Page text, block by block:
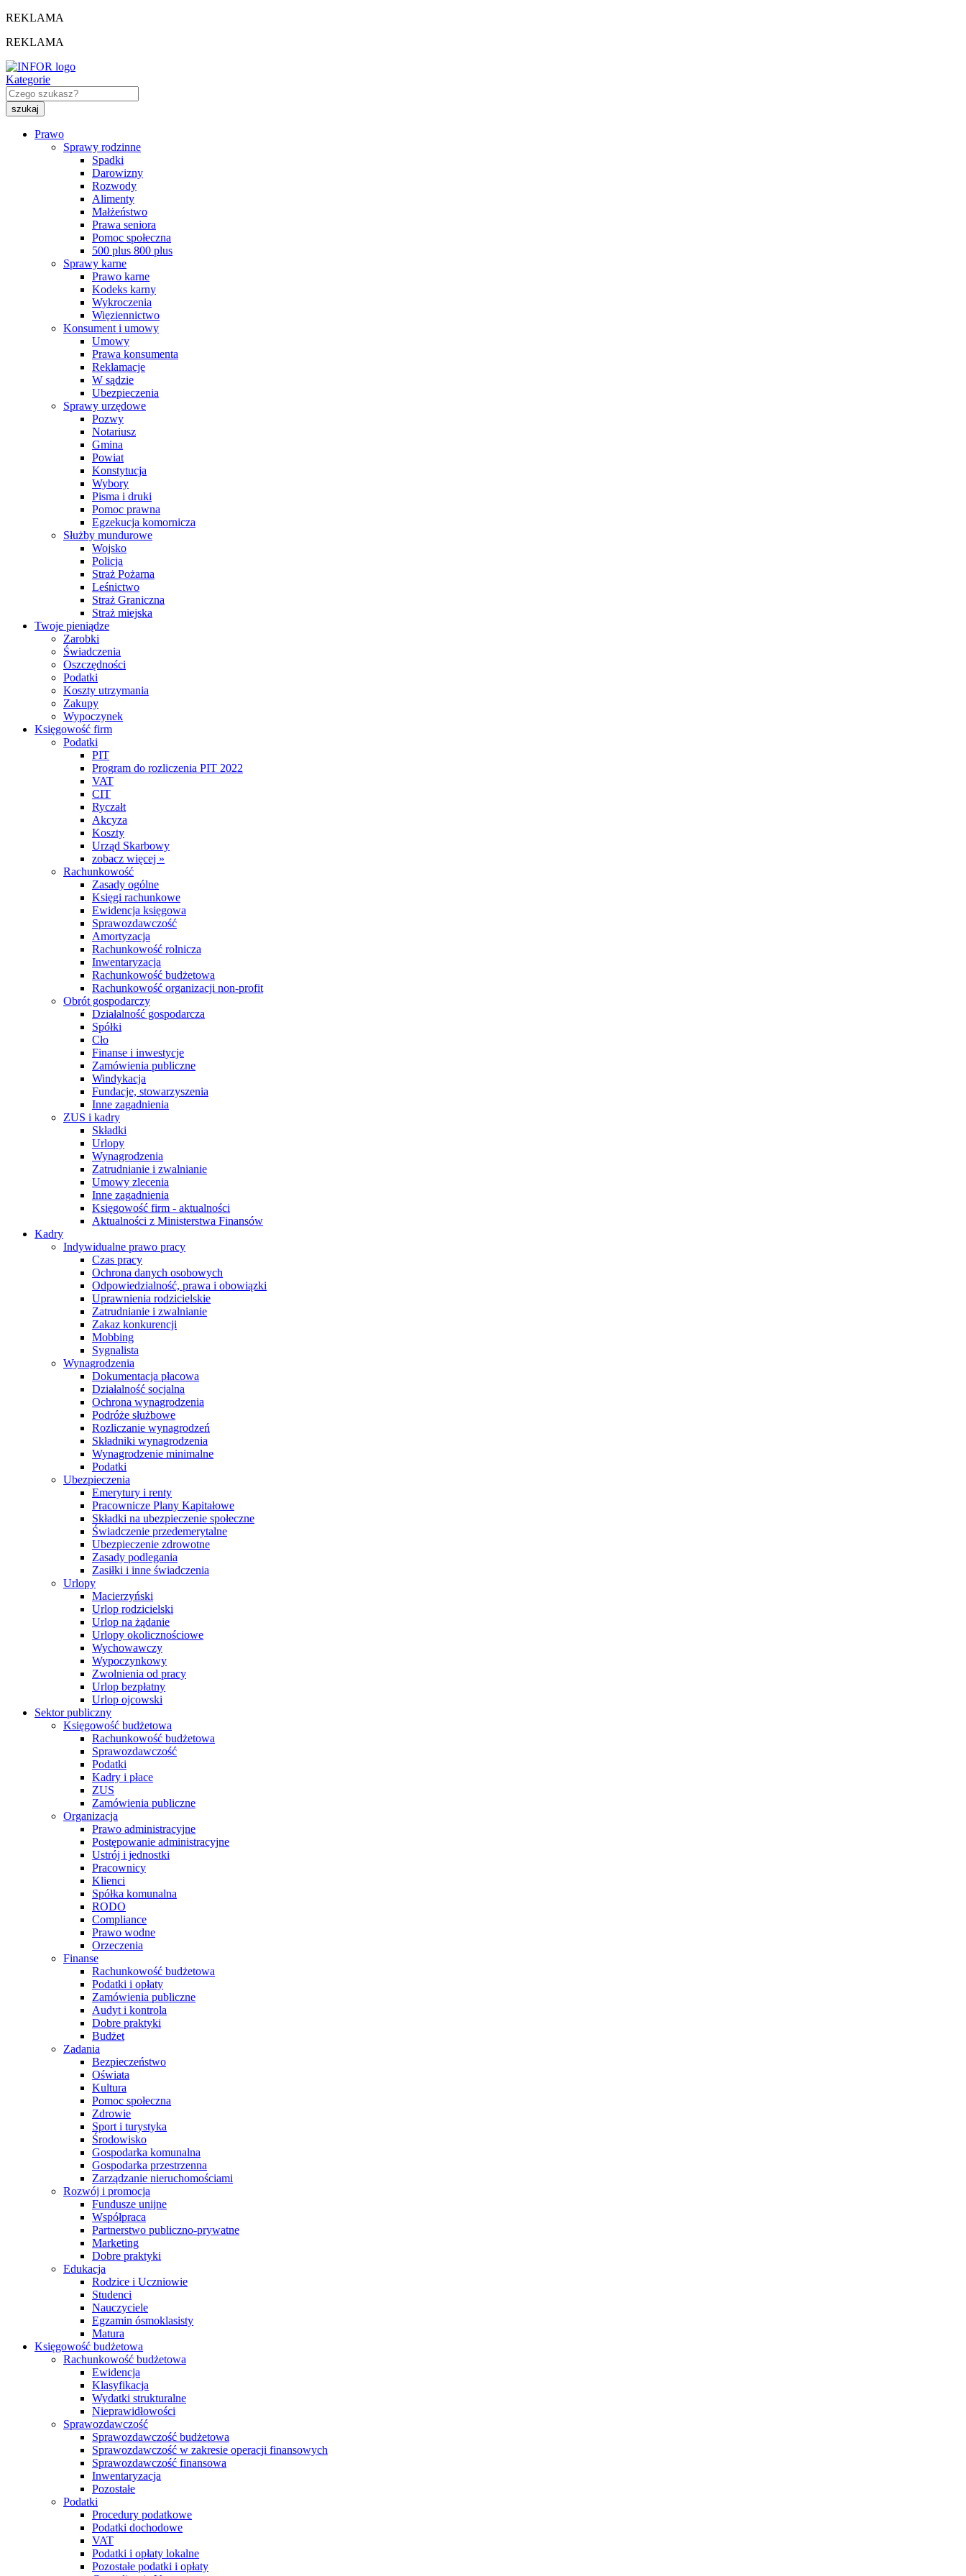
REKLAMA
REKLAMA
Kategorie
Prawo
Sprawy rodzinne
Spadki
Darowizny
Rozwody
Alimenty
Małżeństwo
Prawa seniora
Pomoc społeczna
500 plus 800 plus
Sprawy karne
Prawo karne
Kodeks karny
Wykroczenia
Więziennictwo
Konsument i umowy
Umowy
Prawa konsumenta
Reklamacje
W sądzie
Ubezpieczenia
Sprawy urzędowe
Pozwy
Notariusz
Gmina
Powiat
Konstytucja
Wybory
Pisma i druki
Pomoc prawna
Egzekucja komornicza
Służby mundurowe
Wojsko
Policja
Straż Pożarna
Leśnictwo
Straż Graniczna
Straż miejska
Twoje pieniądze
Zarobki
Świadczenia
Oszczędności
Podatki
Koszty utrzymania
Zakupy
Wypoczynek
Księgowość firm
Podatki
PIT
Program do rozliczenia PIT 2022
VAT
CIT
Ryczałt
Akcyza
Koszty
Urząd Skarbowy
zobacz więcej »
Rachunkowość
Zasady ogólne
Księgi rachunkowe
Ewidencja księgowa
Sprawozdawczość
Amortyzacja
Rachunkowość rolnicza
Inwentaryzacja
Rachunkowość budżetowa
Rachunkowość organizacji non-profit
Obrót gospodarczy
Działalność gospodarcza
Spółki
Cło
Finanse i inwestycje
Zamówienia publiczne
Windykacja
Fundacje, stowarzyszenia
Inne zagadnienia
ZUS i kadry
Składki
Urlopy
Wynagrodzenia
Zatrudnianie i zwalnianie
Umowy zlecenia
Inne zagadnienia
Księgowość firm - aktualności
Aktualności z Ministerstwa Finansów
Kadry
Indywidualne prawo pracy
Czas pracy
Ochrona danych osobowych
Odpowiedzialność, prawa i obowiązki
Uprawnienia rodzicielskie
Zatrudnianie i zwalnianie
Zakaz konkurencji
Mobbing
Sygnalista
Wynagrodzenia
Dokumentacja płacowa
Działalność socjalna
Ochrona wynagrodzenia
Podróże służbowe
Rozliczanie wynagrodzeń
Składniki wynagrodzenia
Wynagrodzenie minimalne
Podatki
Ubezpieczenia
Emerytury i renty
Pracownicze Plany Kapitałowe
Składki na ubezpieczenie społeczne
Świadczenie przedemerytalne
Ubezpieczenie zdrowotne
Zasady podlegania
Zasiłki i inne świadczenia
Urlopy
Macierzyński
Urlop rodzicielski
Urlop na żądanie
Urlopy okolicznościowe
Wychowawczy
Wypoczynkowy
Zwolnienia od pracy
Urlop bezpłatny
Urlop ojcowski
Sektor publiczny
Księgowość budżetowa
Rachunkowość budżetowa
Sprawozdawczość
Podatki
Kadry i płace
ZUS
Zamówienia publiczne
Organizacja
Prawo administracyjne
Postępowanie administracyjne
Ustrój i jednostki
Pracownicy
Klienci
Spółka komunalna
RODO
Compliance
Prawo wodne
Orzeczenia
Finanse
Rachunkowość budżetowa
Podatki i opłaty
Zamówienia publiczne
Audyt i kontrola
Dobre praktyki
Budżet
Zadania
Bezpieczeństwo
Oświata
Kultura
Pomoc społeczna
Zdrowie
Sport i turystyka
Środowisko
Gospodarka komunalna
Gospodarka przestrzenna
Zarządzanie nieruchomościami
Rozwój i promocja
Fundusze unijne
Współpraca
Partnerstwo publiczno-prywatne
Marketing
Dobre praktyki
Edukacja
Rodzice i Uczniowie
Studenci
Nauczyciele
Egzamin ósmoklasisty
Matura
Księgowość budżetowa
Rachunkowość budżetowa
Ewidencja
Klasyfikacja
Wydatki strukturalne
Nieprawidłowości
Sprawozdawczość
Sprawozdawczość budżetowa
Sprawozdawczość w zakresie operacji finansowych
Sprawozdawczość finansowa
Inwentaryzacja
Pozostałe
Podatki
Procedury podatkowe
Podatki dochodowe
VAT
Podatki i opłaty lokalne
Pozostałe podatki i opłaty